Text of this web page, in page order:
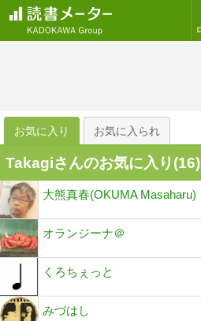
お気に入り お気に入られ
Takagiさんのお気に入り(16)
大熊真春(OKUMA Masaharu)
オランジーナ＠
くろちぇっと
みづはし